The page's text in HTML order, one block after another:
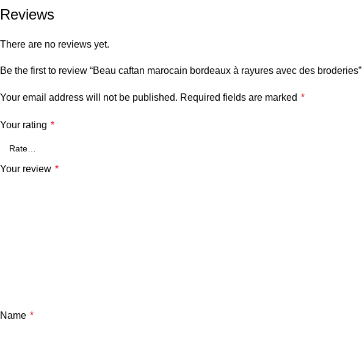
Reviews
There are no reviews yet.
Be the first to review “Beau caftan marocain bordeaux à rayures avec des broderies”
Your email address will not be published. Required fields are marked *
Your rating *
Your review *
Name *